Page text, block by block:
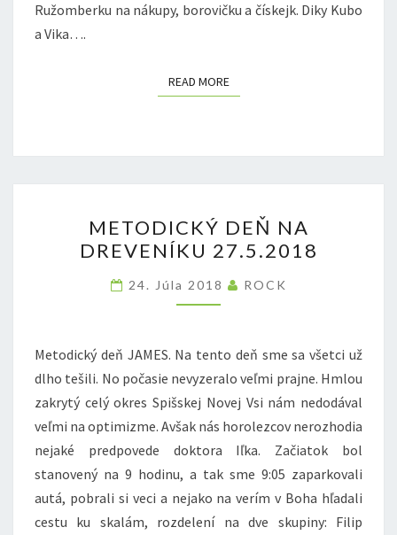
Ružomberku na nákupy, borovičku a čískejk. Diky Kubo
a Vika….
READ MOREREAD MORE
DEŇ
NA
DREVENÍKU
27.5.2018
METODICKÝ DEŇ NA
DREVENÍKU 27.5.2018
24. Júla 2018 ROCK
Metodický deň JAMES. Na tento deň sme sa všetci už
dlho tešili. No počasie nevyzeralo veľmi prajne. Hmlou
zakrytý celý okres Spišskej Novej Vsi nám nedodával
veľmi na optimizme. Avšak nás horolezcov nerozhodia
nejaké predpovede doktora Iľka. Začiatok bol
stanovený na 9 hodinu, a tak sme 9:05 zaparkovali
autá, pobrali si veci a nejako na verím v Boha hľadali
cestu ku skalám, rozdelení na dve skupiny: Filip